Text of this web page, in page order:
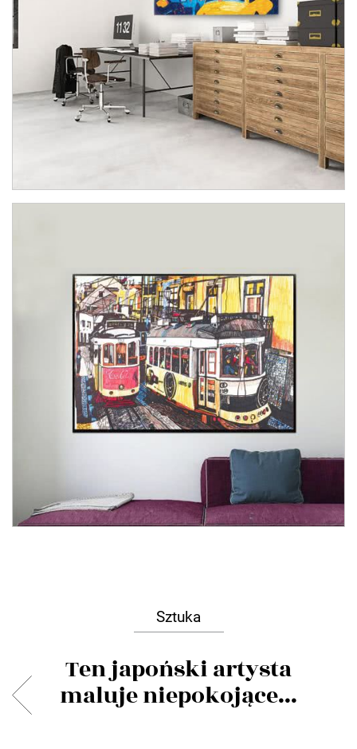
Sztuka
Ten japoński artysta
maluje niepokojące...